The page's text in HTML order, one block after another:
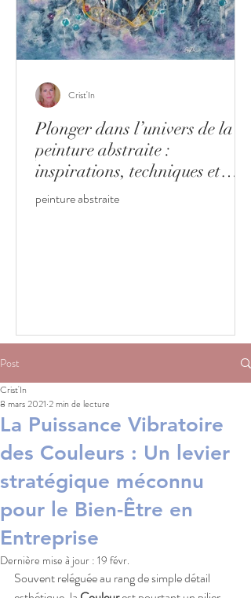
Plonger dans l’univers de la
peinture abstraite :
inspirations, techniques et
décoration
peinture abstraite
Crist'In
Post
La Puissance Vibratoire
des Couleurs : Un levier
stratégique méconnu
pour le Bien-Être en
Entreprise
Crist'In
8 mars 2021 2 min de lecture
Dernière mise à jour : 19 févr.
Souvent reléguée au rang de simple détail